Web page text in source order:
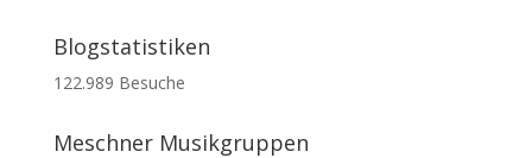
Blogstatistiken
122.989 Besuche
Meschner Musikgruppen